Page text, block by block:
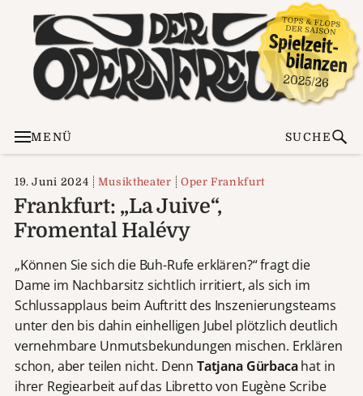
MENÜ SUCHE
19. Juni 2024 Musiktheater Oper Frankfurt
Frankfurt: „La Juive“,
Fromental Halévy
„Können Sie sich die Buh-Rufe erklären?“ fragt die
Dame im Nachbarsitz sichtlich irritiert, als sich im
Schlussapplaus beim Auftritt des Inszenierungsteams
unter den bis dahin einhelligen Jubel plötzlich deutlich
vernehmbare Unmutsbekundungen mischen. Erklären
schon, aber teilen nicht. Denn Tatjana Gürbacahat in
ihrer Regiearbeit auf das Libretto von Eugène Scribe